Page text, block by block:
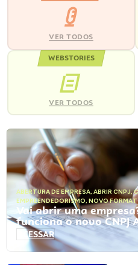
VER TODOS
WEBSTORIES
VER TODOS
ABERTURA DE EMPRESA, ABRIR CNPJ,
EMPREENDEDORISMO, NOVO
Vai abrir uma
funciona o novo CNPJ
ACESSAR